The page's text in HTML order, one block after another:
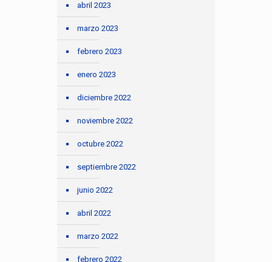
abril 2023
marzo 2023
febrero 2023
enero 2023
diciembre 2022
noviembre 2022
octubre 2022
septiembre 2022
junio 2022
abril 2022
marzo 2022
febrero 2022